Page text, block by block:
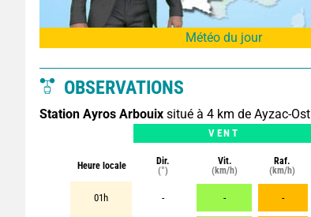
Météo du jour
OBSERVATIONS
Station Ayros Arbouix situé à 4 km de Ayzac-Ost
VENT
Heure locale
Dir.
(°)
Vit.
(km/h)
Raf.
(km/h)
01h - - -